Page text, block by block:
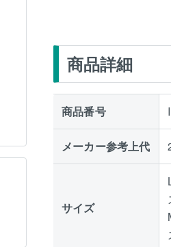
商品詳細
商品番号
メーカー参考上代
サイズ